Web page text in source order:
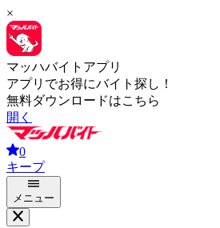
×
マッハバイトアプリ
アプリでお得にバイト探し！
無料ダウンロードはこちら
開く
0
キープ
メニュー